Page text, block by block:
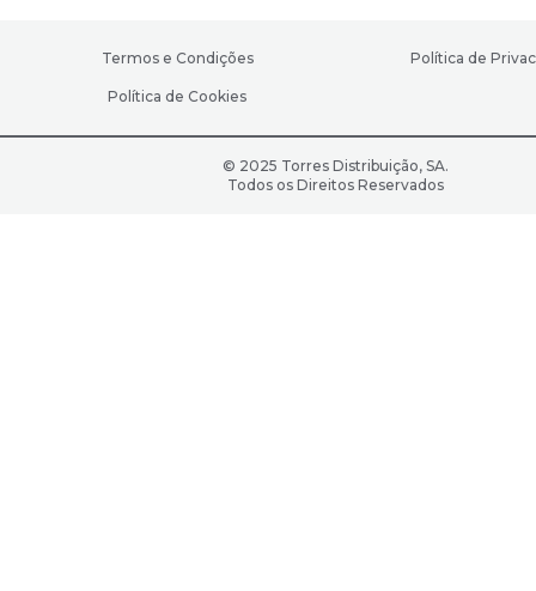
Termos e Condições Política de
Política de Cookies
© 2025 Torres Distribuição, SA.
Todos os Direitos Reservados